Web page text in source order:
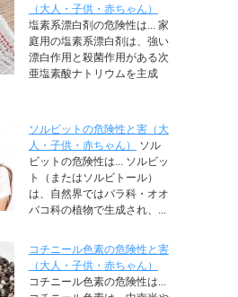
（大人・子供・赤ちゃん）
塩素系漂白剤の危険性は... 家
庭用の塩素系漂白剤は、強い
漂白作用と殺菌作用がある次
亜塩素酸ナトリウムを主成
ソルビットの危険性と害（大
人・子供・赤ちゃん）
ソル
ビットの危険性は... ソルビッ
ト（またはソルビトール）
は、自然界ではバラ科・オオ
バコ科の植物で生成され、...
コチニール色素の危険性と害
（大人・子供・赤ちゃん）
コチニール色素の危険性は...